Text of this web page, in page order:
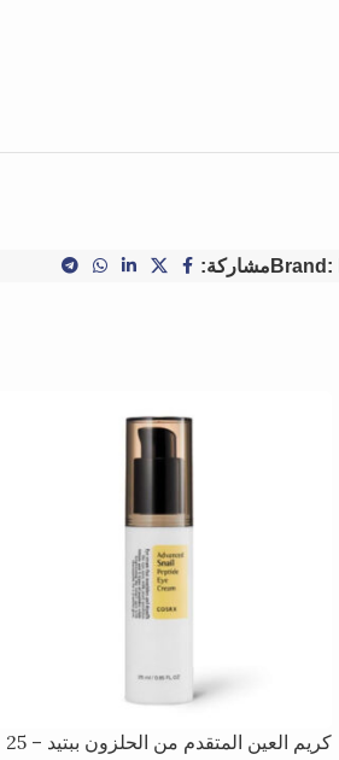
Brand: مشاركة:
كريم العين المتقدم من الحلزون ببتيد – 25